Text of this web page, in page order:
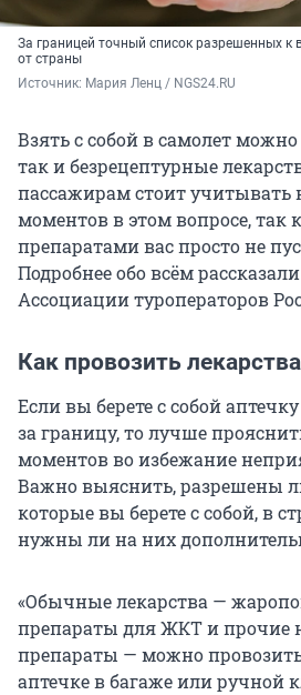
За границей точный список разрешенных к
от страны
Источник: Мария Ленц / NGS24.RU
Взять с собой в самолет
так и безрецептурные
пассажирам стоит учитывать
моментов в этом вопросе, так
препаратами вас просто не
Подробнее обо всём
Ассоциации туроператоров
Как провозить лекарства
Если вы берете с собой
за границу, то лучше
моментов во избежание
Важно выяснить, разрешены
которые вы берете с собой, в
нужны ли на них
«Обычные лекарства —
препараты для ЖКТ и прочие
препараты — можно
аптечке в багаже или ручной